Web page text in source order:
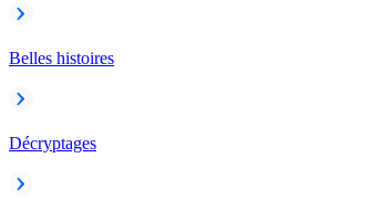
Belles histoires
Décryptages